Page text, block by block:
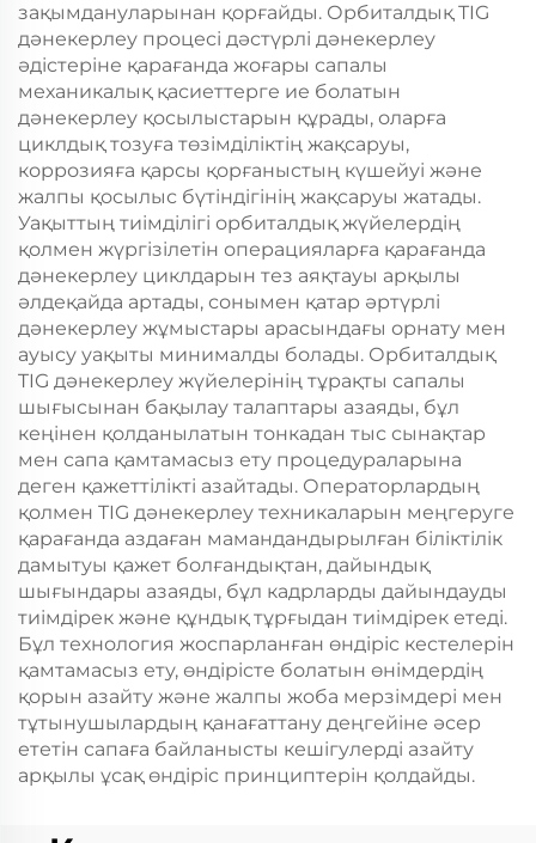
зақымдануларынан қорғайды. Орбиталдық TIG
дәнекерлеу процесі дәстүрлі дәнекерлеу
әдістеріне қарағанда жоғары сапалы
механикалық қасиеттерге ие болатын
дәнекерлеу қосылыстарын құрады, оларға
циклдық тозуға төзімділіктің жақсаруы,
коррозияға қарсы қорғаныстың күшейуі және
жалпы қосылыс бүтіндігінің жақсаруы жатады.
Уақыттың тиімділігі орбиталдық жүйелердің
қолмен жүргізілетін операцияларға қарағанда
дәнекерлеу циклдарын тез аяқтауы арқылы
әлдеқайда артады, сонымен қатар әртүрлі
дәнекерлеу жұмыстары арасындағы орнату мен
ауысу уақыты минималды болады. Орбиталдық
TIG дәнекерлеу жүйелерінің тұрақты сапалы
шығысынан бақылау талаптары азаяды, бұл
кеңінен қолданылатын тонкадан тыс сынақтар
мен сапа қамтамасыз ету процедураларына
деген қажеттілікті азайтады. Операторлардың
қолмен TIG дәнекерлеу техникаларын меңгеруге
қарағанда аздаған мамандандырылған біліктілік
дамытуы қажет болғандықтан, дайындық
шығындары азаяды, бұл кадрларды дайындауды
тиімдірек және құндық тұрғыдан тиімдірек етеді.
Бұл технология жоспарланған өндіріс кестелерін
қамтамасыз ету, өндірісте болатын өнімдердің
қорын азайту және жалпы жоба мерзімдері мен
тұтынушылардың қанағаттану деңгейіне әсер
ететін сапаға байланысты кешігулерді азайту
арқылы ұсақ өндіріс принциптерін қолдайды.